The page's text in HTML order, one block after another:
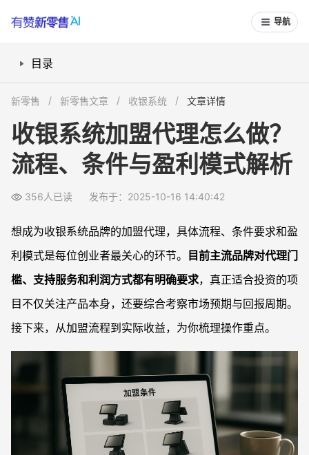
导航
目录
加盟代理盈利模式有哪些？如何实现持续收益？
如何判断品牌支持力度？有哪些实际激励政策？
代理收银系统需要多少启动资金？
代理后市场推广难吗？品牌会帮忙吗？
新零售 新零售文章 收银系统 文章详情
收银系统加盟代理怎么做？
流程、条件与盈利模式解析
356人已读 发布于：2025-10-16 14:40:42
想成为收银系统品牌的加盟代理，具体流程、条件要求和盈
利模式是每位创业者最关心的环节。
目前主流品牌对代理门
槛、支持服务和利润方式都有明确要求，真正适合投资的项
目不仅关注产品本身，还要综合考察市场预期与回报周期。
接下来，从加盟流程到实际收益，为你梳理操作重点。